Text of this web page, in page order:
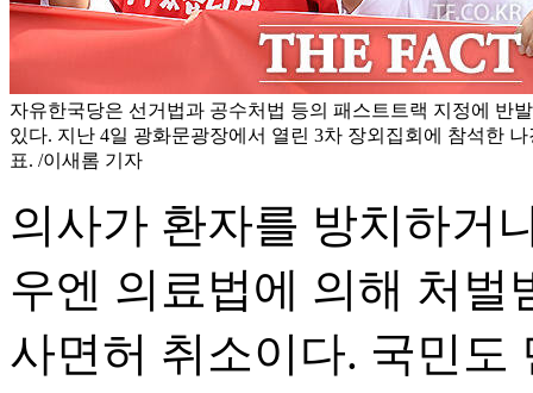
자유한국당은 선거법과 공수처법 등의 패스트트랙 지정에 반
있다. 지난 4일 광화문광장에서 열린 3차 장외집회에 참석한
표. /이새롬 기자
의사가 환자를 방치하거
우엔 의료법에 의해 처벌
사면허 취소이다. 국민도